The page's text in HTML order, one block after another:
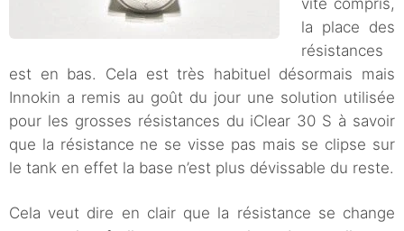
la place des
résistances
est en bas. Cela est très habituel désormais mais
Innokin a remis au goût du jour une solution utilisée
pour les grosses résistances du iClear 30 S à savoir
que la résistance ne se visse pas mais se clipse sur
le tank en effet la base n’est plus dévissable du reste.
Cela veut dire en clair que la résistance se change